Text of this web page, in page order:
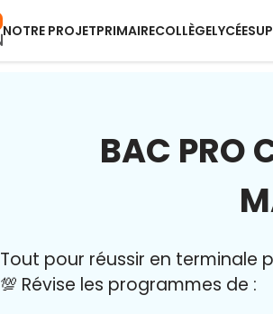
NOTRE PROJETPRIMAIRECOLLÈGELYCÉE
BAC PRO
Tout pour réussir en terminale
💯 Révise les programmes de :